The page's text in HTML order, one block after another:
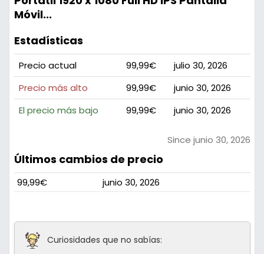
Móvil...
Estadísticas
Precio actual 99,99€
julio 30, 2026
Precio más alto
99,99€
junio 30, 2026
El precio más bajo
99,99€ junio 30, 2026
Since junio 30, 2026
Últimos cambios de precio
99,99€ junio 30, 2026
Curiosidades que no sabías: